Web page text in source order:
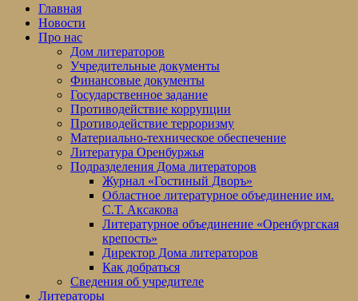
Главная
Новости
Про нас
Дом литераторов
Учредительные документы
Финансовые документы
Государственное задание
Противодействие коррупции
Противодействие терроризму
Материально-техническое обеспечение
Литература Оренбуржья
Подразделения Дома литераторов
Журнал «Гостиный Дворъ»
Областное литературное объединение им.
С.Т. Аксакова
Литературное объединение «Оренбургская
крепость»
Директор Дома литераторов
Как добраться
Сведения об учредителе
Литераторы